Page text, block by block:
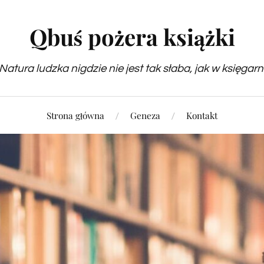
Qbuś pożera książki
ludzka nigdzie nie jest tak słaba, jak w
Strona główna Geneza Kontakt